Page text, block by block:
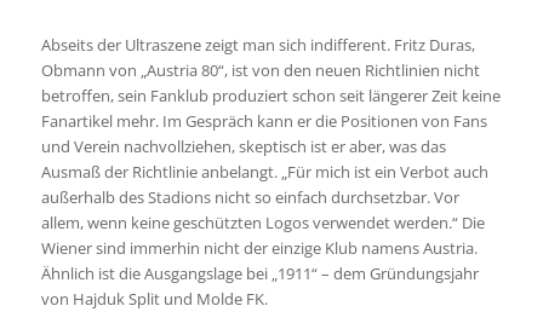
Abseits der Ultraszene zeigt man sich indifferent. Fritz Duras,
Obmann von „Austria 80“, ist von den neuen Richtlinien nicht
betroffen, sein Fanklub produziert schon seit längerer Zeit keine
Fanartikel mehr. Im Gespräch kann er die Positionen von Fans
und Verein nachvollziehen, skeptisch ist er aber, was das
Ausmaß der Richtlinie anbelangt. „Für mich ist ein Verbot auch
außerhalb des Stadions nicht so einfach durchsetzbar. Vor
allem, wenn keine geschützten Logos verwendet werden.“ Die
Wiener sind immerhin nicht der einzige Klub namens Austria.
Ähnlich ist die Ausgangslage bei „1911“ – dem Gründungsjahr
von Hajduk Split und Molde FK.